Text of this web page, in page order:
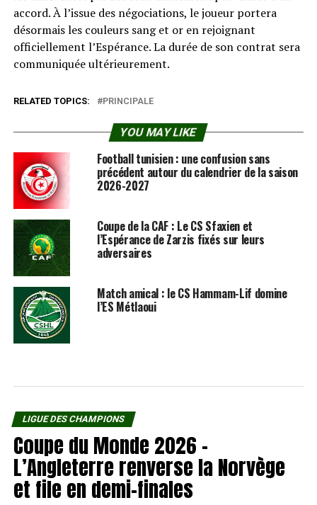
accord. À l’issue des négociations, le joueur portera
désormais les couleurs sang et or en rejoignant
officiellement l’Espérance. La durée de son contrat sera
communiquée ultérieurement.
RELATED TOPICS: PRINCIPALE
YOU MAY LIKE
Football tunisien : une confusion sans
précédent autour du calendrier de la saison
2026-2027
Coupe de la CAF : Le CS Sfaxien et
l’Espérance de Zarzis fixés sur leurs
adversaires
Match amical : le CS Hammam-Lif domine
l’ES Métlaoui
LIGUE DES CHAMPIONS
Coupe du Monde 2026 –
L’Angleterre renverse la Norvège
et file en demi-finales